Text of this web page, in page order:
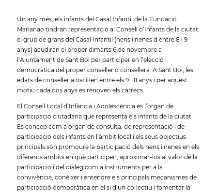
Un any més, els infants del Casal Infantil de la Fundació
Marianao tindran representació al Consell d’Infants de la ciutat:
el grup de grans del Casal Infantil (nens i nenes d’entre 8 i 9
anys) acudiran el proper dimarts 6 de novembre a
l’Ajuntament de Sant Boi per participar en l’elecció
democràtica del proper conseller o consellera. A Sant Boi, les
edats de conselleria oscil·len entre els 9 i 11 anys i per aquest
motiu cada dos anys es renoven els càrrecs.
El Consell Local d’Infància i Adolescència és l’òrgan de
participació ciutadana que representa els infants de la ciutat.
Es concep com a òrgan de consulta, de representació i de
participació dels infants en l’àmbit local i els seus objectius
principals són promoure la participació dels nens i nenes en els
diferents àmbits en què participen, aproximar-los al valor de la
participació i del diàleg com a instruments per a la
convivència, conèixer i entendre els principals mecanismes de
participació democràtica en el si d’un col·lectiu i fomentar la